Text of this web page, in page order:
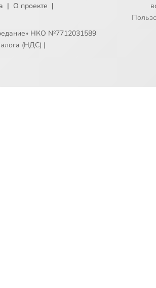
| О проекте |
НКО №7712031589
(НДС) |